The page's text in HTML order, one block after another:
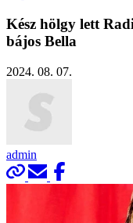
Kész hölgy lett
bájos Bella
2024. 08. 07.
admin